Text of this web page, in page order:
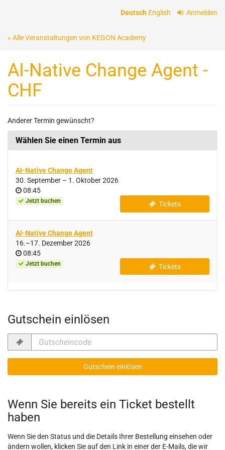
springen
Deutsch English Anmelden
« Alle Veranstaltungen von KEGON Academy
AI-Native Change Agent -
CHF
Anderer Termin gewünscht?
Wählen Sie einen Termin aus
AI-Native Change Agent
30. September – bis
1. Oktober 2026
Uhrzeit
08:45
Jetzt buchen Tickets
AI-Native Change Agent
16.–bis
17. Dezember 2026
Uhrzeit
08:45
Jetzt buchen Tickets
Gutschein einlösen
Gutscheincode
erforderlich
Gutschein einlösen
Wenn Sie bereits ein Ticket bestellt
haben
Wenn Sie den Status und die Details Ihrer Bestellung einsehen oder
ändern wollen, klicken Sie auf den Link in einer der E-Mails, die wir